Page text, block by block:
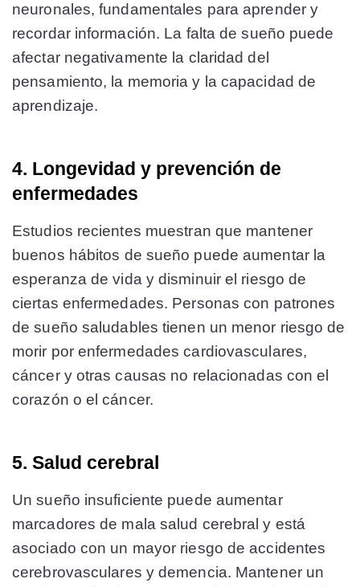
neuronales, fundamentales para aprender y
recordar información. La falta de sueño puede
afectar negativamente la claridad del
pensamiento, la memoria y la capacidad de
aprendizaje​​​​.
4. Longevidad y prevención de
enfermedades
Estudios recientes muestran que mantener
buenos hábitos de sueño puede aumentar la
esperanza de vida y disminuir el riesgo de
ciertas enfermedades. Personas con patrones
de sueño saludables tienen un menor riesgo de
morir por enfermedades cardiovasculares,
cáncer y otras causas no relacionadas con el
corazón o el cáncer​​​​.
5. Salud cerebral
Un sueño insuficiente puede aumentar
marcadores de mala salud cerebral y está
asociado con un mayor riesgo de accidentes
cerebrovasculares y demencia. Mantener un